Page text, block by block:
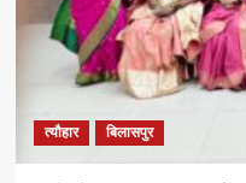
त्यौहार बिलासपुर